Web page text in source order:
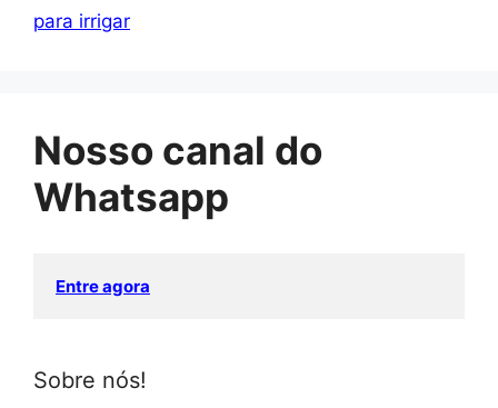
para irrigar
Nosso canal do
Whatsapp
Entre agora
Sobre nós!